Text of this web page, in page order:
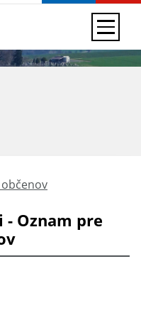
občenov
- Oznam pre